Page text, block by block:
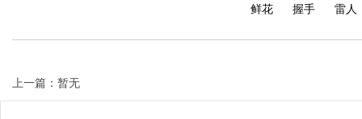
鲜花 握手 雷人
上一篇：暂无